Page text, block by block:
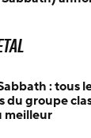
: tous
du groupe
meilleur